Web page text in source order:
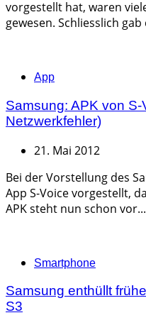
vorgestellt hat, waren
gewesen. Schliesslich gab
Categories
App
Samsung: APK von
Netzwerkfehler)
21. Mai 2012
Bei der Vorstellung des
App S-Voice vorgestellt,
APK steht nun schon vor...
Categories
Smartphone
Samsung enthüllt
S3